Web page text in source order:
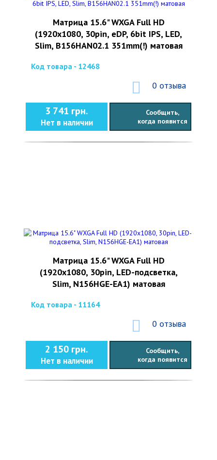
Матрица 15.6" WXGA Full HD
(1920x1080, 30pin, eDP, 6bit IPS, LED,
Slim, B156HAN02.1 351mm(!) матовая
Код товара - 12468
0 отзыва
3 741 грн.
Нет в наличии
Сообщить,
когда появится
Матрица 15.6" WXGA Full HD
(1920x1080, 30pin, LED-подсветка,
Slim, N156HGE-EA1) матовая
Код товара - 11164
0 отзыва
2 150 грн.
Нет в наличии
Сообщить,
когда появится